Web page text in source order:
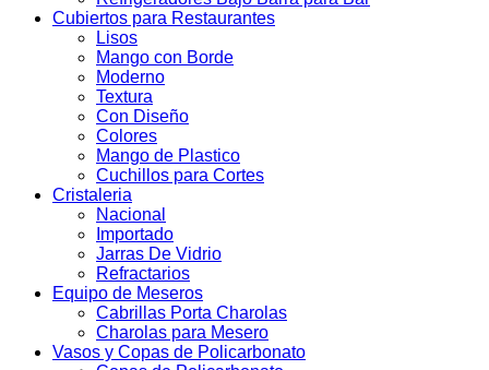
Cubiertos para Restaurantes
Lisos
Mango con Borde
Moderno
Textura
Con Diseño
Colores
Mango de Plastico
Cuchillos para Cortes
Cristaleria
Nacional
Importado
Jarras De Vidrio
Refractarios
Equipo de Meseros
Cabrillas Porta Charolas
Charolas para Mesero
Vasos y Copas de Policarbonato